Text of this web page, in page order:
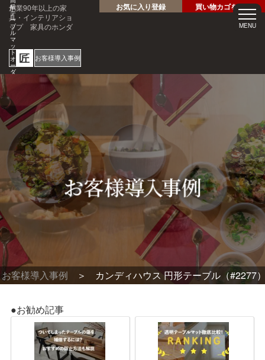
創業90年以上の家
具・インテリアショ
ップ 家具のホンダ
級
テ
ー
ブ
ル
マ
ッ
ト
オ
ー
ダ
ズ
専
店
匠 お客様導入事例
ホテル・レストラン・企業
様の大事なテーブルを傷・
汚れから守る！
サン
プル
請求
1mm
単位
オー
ダー
サイ
ズ
見積
り
請求
書対
応
短納
期
専門
家対
応
ご注文・ご
質問はお気
軽にどうぞ
0120-46-
5054
netjigyoubu@seneso.jp
受付時間：
18:30
お気に入り登録 買い物カゴを見る
MENU
お客様導入事例 カンディハウス 円形テーブル（#2277
●お勧め記事